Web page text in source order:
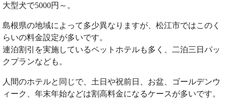
大型犬で5000円～。
島根県の地域によって多少異なりますが、松江市ではこのく
らいの料金設定が多いです。
連泊割引を実施しているペットホテルも多く、二泊三日パッ
クプランなども。
人間のホテルと同じで、土日や祝前日、お盆、ゴールデンウ
ィーク、年末年始などは割高料金になるケースが多いです。